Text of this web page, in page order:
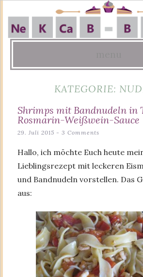
content
KATEGORIE:
Shrimps mit Bandnudeln in
Rosmarin-Weißwein-Sauce
29. Juli 2015 3 Comments
Hallo, ich möchte Euch heute
Lieblingsrezept mit leckeren
und Bandnudeln vorstellen. Das
aus: